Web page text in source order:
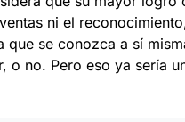
ni el
que se conozca a sí
o no. Pero eso ya sería